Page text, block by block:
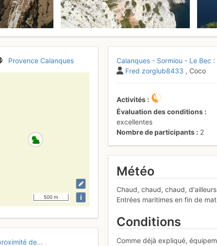
Provence Calanques
500 m i
de...
Calanques - Sormiou - Le Bec :
Fred zorglub8433 , Coco
Activités
Évaluation des conditions
excellentes
Nombre de participants
2
Météo
Chaud, chaud, chaud,
Entrées maritimes en fin de
Conditions
Comme déjà expliqué,